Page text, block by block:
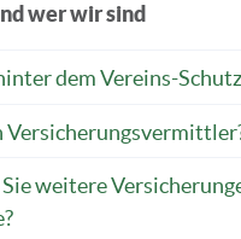
wer wir sind
dem Vereins-
weitere